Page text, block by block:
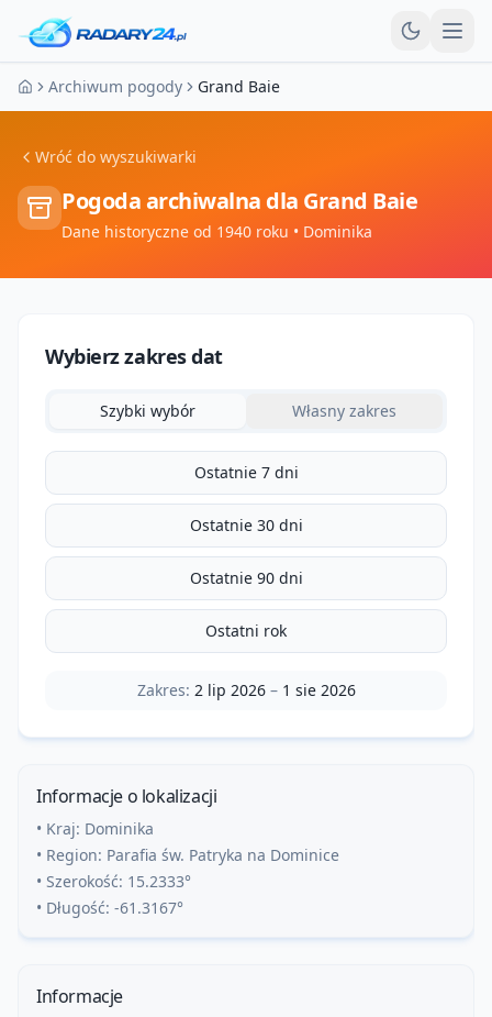
Strona główna
Archiwum pogody Grand Baie
Wróć do wyszukiwarki
Pogoda archiwalna dla Grand Baie
Dane historyczne od 1940 roku • Dominika
Wybierz zakres dat
Szybki wybór Własny zakres
Ostatnie 7 dni
Ostatnie 30 dni
Ostatnie 90 dni
Ostatni rok
Zakres: 2 lip 2026– 1 sie 2026
Informacje o lokalizacji
• Kraj: Dominika
• Region: Parafia św. Patryka na Dominice
• Szerokość: 15.2333°
• Długość: -61.3167°
Informacje